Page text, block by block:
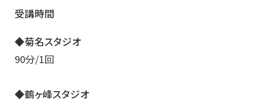
受講時間
◆菊名スタジオ
90分/1回
◆鶴ヶ峰スタジオ